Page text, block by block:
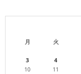
月
火
3
4
10
11